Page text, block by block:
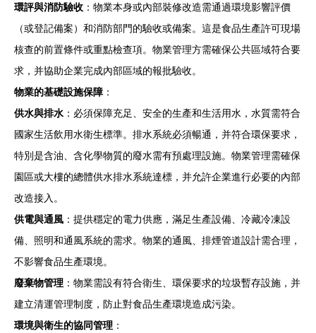
環評與消防驗收 ：物業本身或內部裝修改造需通過環境影響評價
（或登記備案）和消防部門的驗收或備案。這是食品生產許可現場
核查的前置條件或重點檢查項。物業管理方需確保公共區域符合要
求，并協助企業完成內部區域的報批驗收。
物業的基礎設施保障 ：
供水與排水 ：必須保障充足、安全的生產和生活用水，水質需符合
國家生活飲用水衛生標準。排水系統必須暢通，并符合環保要求，
特別是含油、含化學物質的廢水需有預處理設施。物業管理需確保
園區或大樓的總體供水排水系統達標，并允許企業進行必要的內部
改造接入。
供電與通風 ：提供穩定的電力供應，滿足生產設備、冷藏冷凍設
備、照明和通風系統的需求。物業的通風、排煙管道設計需合理，
不影響食品生產環境。
廢棄物管理 ：物業需設有符合衛生、環保要求的垃圾暫存設施，并
建立清運管理制度，防止對食品生產環境造成污染。
環境與衛生的協同管理 ：